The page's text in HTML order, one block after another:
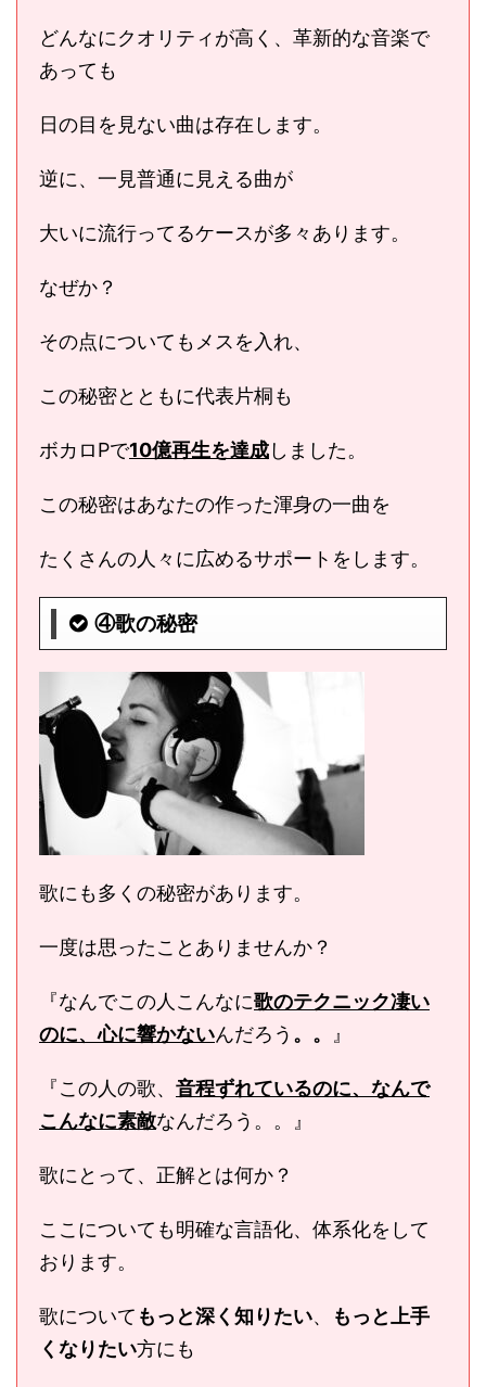
どんなにクオリティが高く、革新的な音楽で
あっても
日の目を見ない曲は存在します。
逆に、一見普通に見える曲が
大いに流行ってるケースが多々あります。
なぜか？
その点についてもメスを入れ、
この秘密とともに代表片桐も
ボカロPで10億再生を達成しました。
この秘密はあなたの作った渾身の一曲を
たくさんの人々に広めるサポートをします。
④歌の秘密
歌にも多くの秘密があります。
一度は思ったことありませんか？
『なんでこの人こんなに歌のテクニック凄い
のに、心に響かないんだろう 。。 』
『この人の歌、 音程ずれているのに、なんで
こんなに素敵なんだろう。。』
歌にとって、正解とは何か？
ここについても明確な言語化、体系化をして
おります。
歌について もっと深く知りたい、
もっと上手
くなりたい方にも